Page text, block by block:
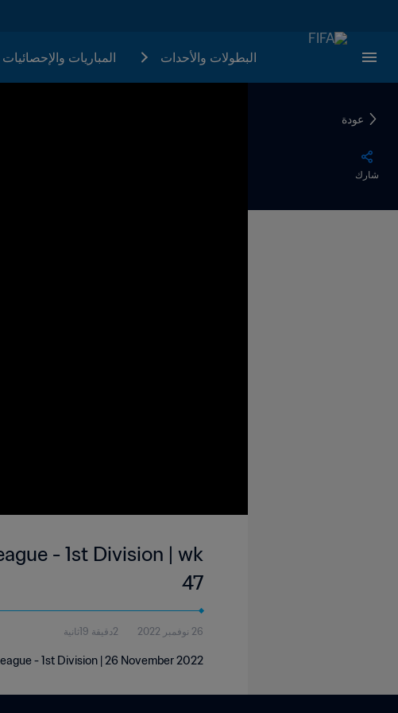
البطولات والأحدات المباريات والإحصائيات
عودة
شارك
- 1st Division | wk
47
26 نوفمبر 2022 2دقيقة 19ثانية
- 1st Division | 26 November 2022